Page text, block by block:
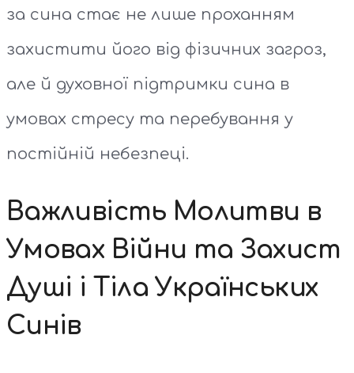
за сина стає не лише проханням
захистити його від фізичних загроз,
але й духовної підтримки сина в
умовах стресу та перебування у
постійній небезпеці.
Важливість Молитви в
Умовах Війни та Захист
Душі і Тіла Українських
Синів